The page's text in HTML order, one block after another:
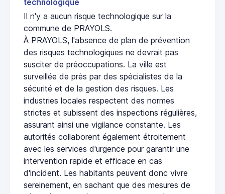
technologique
Il n'y a aucun risque technologique sur la
commune de PRAYOLS.
À PRAYOLS, l'absence de plan de prévention
des risques technologiques ne devrait pas
susciter de préoccupations. La ville est
surveillée de près par des spécialistes de la
sécurité et de la gestion des risques. Les
industries locales respectent des normes
strictes et subissent des inspections régulières,
assurant ainsi une vigilance constante. Les
autorités collaborent également étroitement
avec les services d'urgence pour garantir une
intervention rapide et efficace en cas
d'incident. Les habitants peuvent donc vivre
sereinement, en sachant que des mesures de